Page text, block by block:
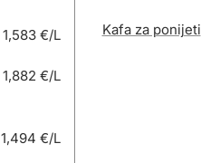
1,583 €/L
1,882 €/L
1,494 €/L
Kafa za ponijeti